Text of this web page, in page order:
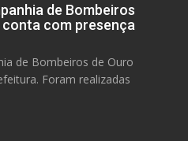
de Bombeiros
com presença
de Bombeiros de Ouro
Foram realizadas